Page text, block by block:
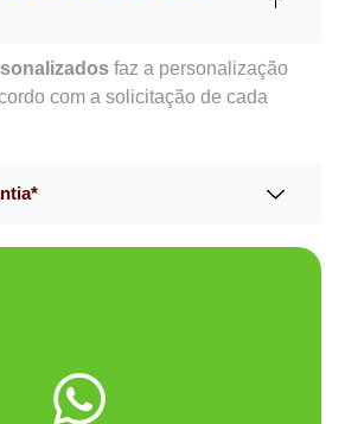
faz a personalização
com a solicitação de cada
Me chama no WhatsApp.